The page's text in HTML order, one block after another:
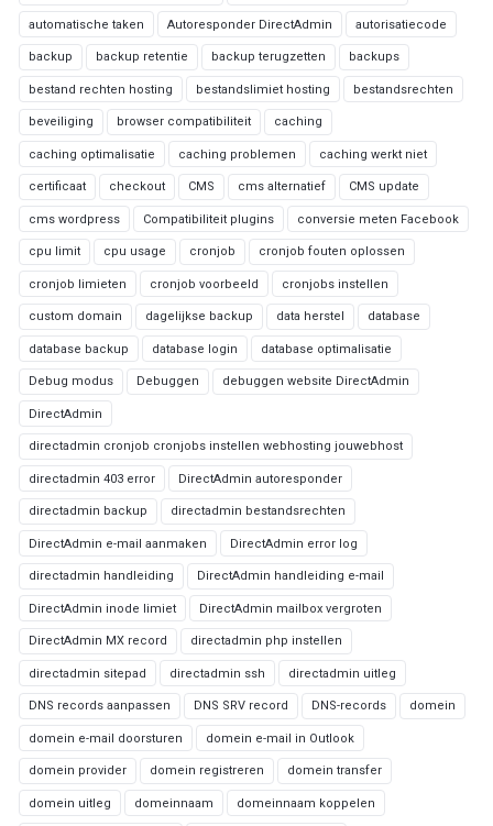
automatische taken Autoresponder DirectAdmin autorisatiecode
backup backup retentie backup terugzetten backups
bestand rechten hosting bestandslimiet hosting bestandsrechten
beveiliging browser compatibiliteit caching
caching optimalisatie caching problemen caching werkt niet
certificaat checkout CMS cms alternatief CMS update
cms wordpress Compatibiliteit plugins conversie meten Facebook
cpu limit cpu usage cronjob cronjob fouten oplossen
cronjob limieten cronjob voorbeeld cronjobs instellen
custom domain dagelijkse backup data herstel database
database backup database login database optimalisatie
Debug modus Debuggen debuggen website DirectAdmin
DirectAdmin
directadmin cronjob cronjobs instellen webhosting jouwebhost
directadmin 403 error DirectAdmin autoresponder
directadmin backup directadmin bestandsrechten
DirectAdmin e-mail aanmaken DirectAdmin error log
directadmin handleiding DirectAdmin handleiding e-mail
DirectAdmin inode limiet DirectAdmin mailbox vergroten
DirectAdmin MX record directadmin php instellen
directadmin sitepad directadmin ssh directadmin uitleg
DNS records aanpassen DNS SRV record DNS-records domein
domein e-mail doorsturen domein e-mail in Outlook
domein provider domein registreren domein transfer
domein uitleg domeinnaam domeinnaam koppelen